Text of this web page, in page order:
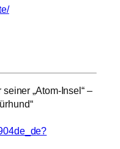
„Atom-Insel“ –